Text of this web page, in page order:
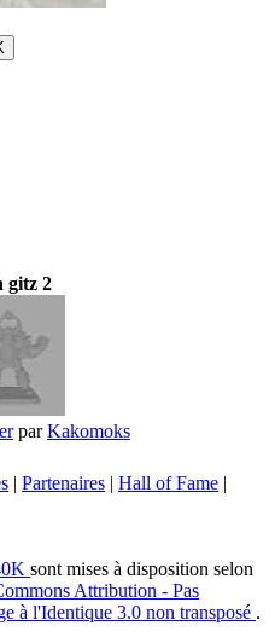
gitz 2
parKakomoks
| Partenaires | Hall of Fame |
sont mises à disposition selon
Attribution - Pas
à l'Identique 3.0 non transposé .